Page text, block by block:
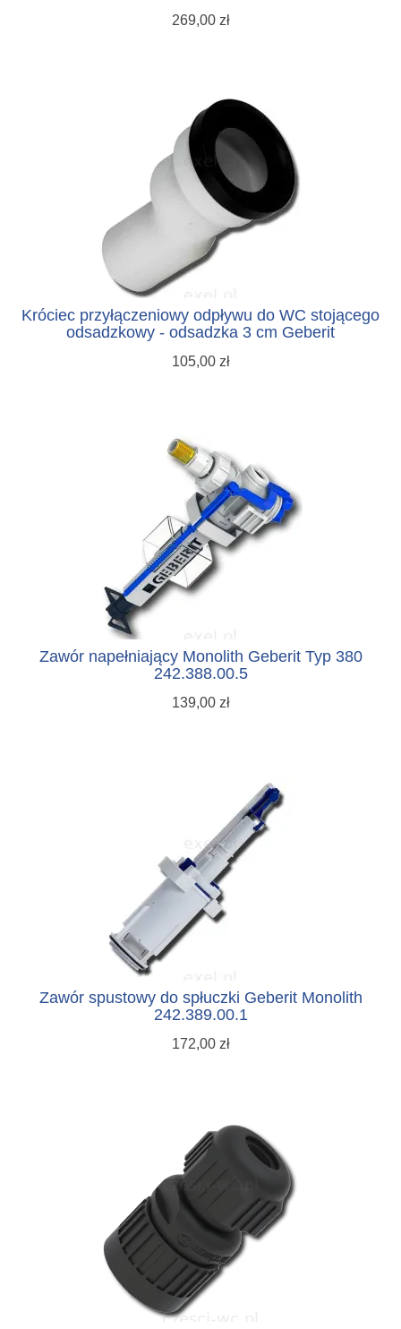
269,00 zł
Króciec przyłączeniowy odpływu do WC stojącego
odsadzkowy - odsadzka 3 cm Geberit
105,00 zł
Zawór napełniający Monolith Geberit Typ 380
242.388.00.5
139,00 zł
Zawór spustowy do spłuczki Geberit Monolith
242.389.00.1
172,00 zł